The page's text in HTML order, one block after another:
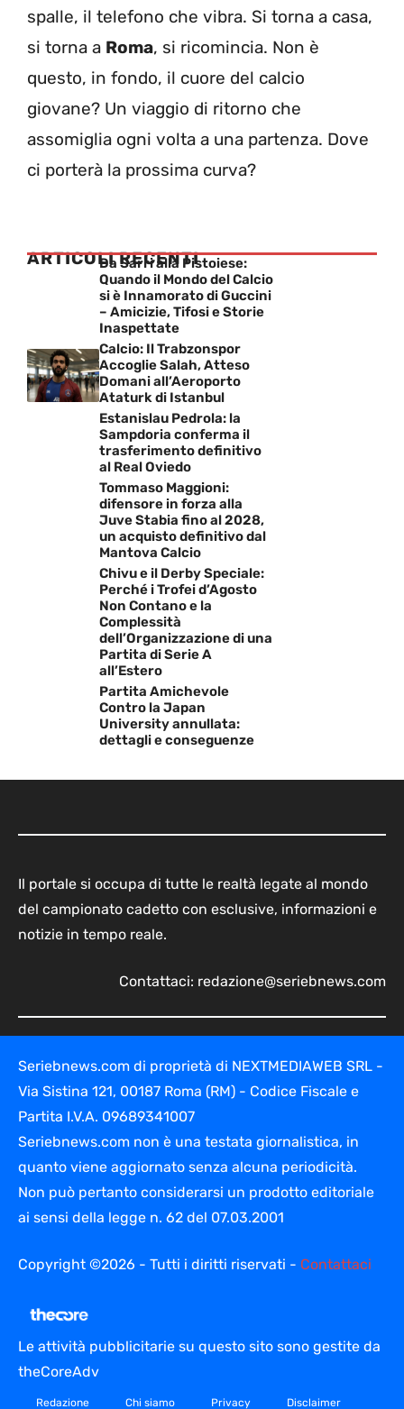
spalle, il telefono che vibra. Si torna a casa,
si torna a Roma, si ricomincia. Non è
questo, in fondo, il cuore del calcio
giovane? Un viaggio di ritorno che
assomiglia ogni volta a una partenza. Dove
ci porterà la prossima curva?
ARTICOLI RECENTI
Da Sarri alla Pistoiese:
Quando il Mondo del Calcio
si è Innamorato di Guccini
– Amicizie, Tifosi e Storie
Inaspettate
Calcio: Il Trabzonspor
Accoglie Salah, Atteso
Domani all’Aeroporto
Ataturk di Istanbul
Estanislau Pedrola: la
Sampdoria conferma il
trasferimento definitivo
al Real Oviedo
Tommaso Maggioni:
difensore in forza alla
Juve Stabia fino al 2028,
un acquisto definitivo dal
Mantova Calcio
Chivu e il Derby Speciale:
Perché i Trofei d’Agosto
Non Contano e la
Complessità
dell’Organizzazione di una
Partita di Serie A
all’Estero
Partita Amichevole
Contro la Japan
University annullata:
dettagli e conseguenze
Il portale si occupa di tutte le realtà legate al mondo
del campionato cadetto con esclusive, informazioni e
notizie in tempo reale.
Contattaci: redazione@seriebnews.com
Seriebnews.com di proprietà di NEXTMEDIAWEB SRL -
Via Sistina 121, 00187 Roma (RM) - Codice Fiscale e
Partita I.V.A. 09689341007
Seriebnews.com non è una testata giornalistica, in
quanto viene aggiornato senza alcuna periodicità.
Non può pertanto considerarsi un prodotto editoriale
ai sensi della legge n. 62 del 07.03.2001
Copyright ©2026 - Tutti i diritti riservati - Contattaci
Le attività pubblicitarie su questo sito sono gestite da
theCoreAdv
Redazione Chi siamo Privacy Disclaimer